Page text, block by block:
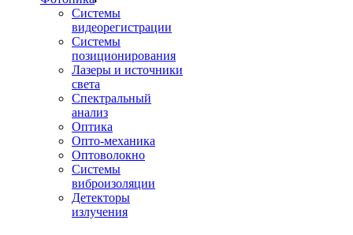
Cистемы
видеорегистрации
Системы
позиционирования
Лазеры и источники
света
Спектральный
анализ
Оптика
Опто-механика
Оптоволокно
Системы
виброизоляции
Детекторы
излучения